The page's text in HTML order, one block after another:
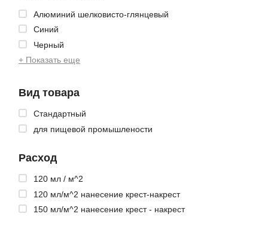
Алюминий шелковисто-глянцевый
Синий
Черный
+ Показать еще
Вид товара
Стандартный
для пищевой промышлености
Расход
120 мл / м^2
120 мл/м^2 нанесение крест-накрест
150 мл/м^2 нанесение крест - накрест